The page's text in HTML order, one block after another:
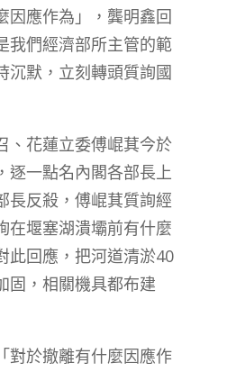
因應作為」，龔明鑫回
我們經濟部所主管的範
沉默，立刻轉頭質詢國
、花蓮立委傅崐萁今於
逐一點名內閣各部長上
長反殺，傅崐萁質詢經
在堰塞湖潰壩前有什麼
此回應，把河道清淤40
固，相關機具都布建
對於撤離有什麼因應作